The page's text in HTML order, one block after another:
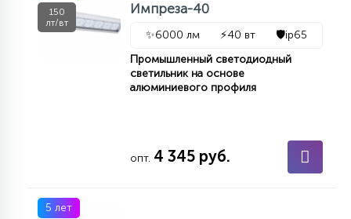
150
лт/вт
Импреза-40
✨6000 лм ⚡40 вт 🛡️ip65
Промышленный светодиодный
светильник на основе
алюминиевого профиля
опт. 4 345 руб.
5 лет